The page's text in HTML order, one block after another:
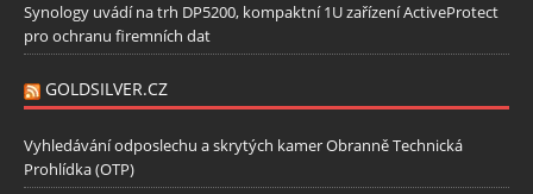
Synology uvádí na trh DP5200, kompaktní 1U zařízení ActiveProtect
pro ochranu firemních dat
GOLDSILVER.CZ
Vyhledávání odposlechu a skrytých kamer Obranně Technická
Prohlídka (OTP)